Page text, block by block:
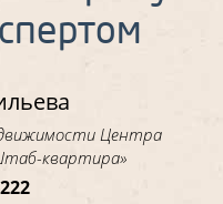
Центра
квартира»